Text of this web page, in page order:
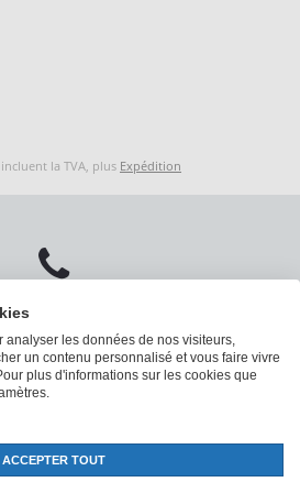
la TVA, plus Expédition
52 235 12 88
: 08:30 - 12:00 et 13:30 -
16:30
analyser les données de nos visiteurs,
un contenu personnalisé et vous faire vivre
plus d'informations sur les cookies que
ACCEPTER TOUT